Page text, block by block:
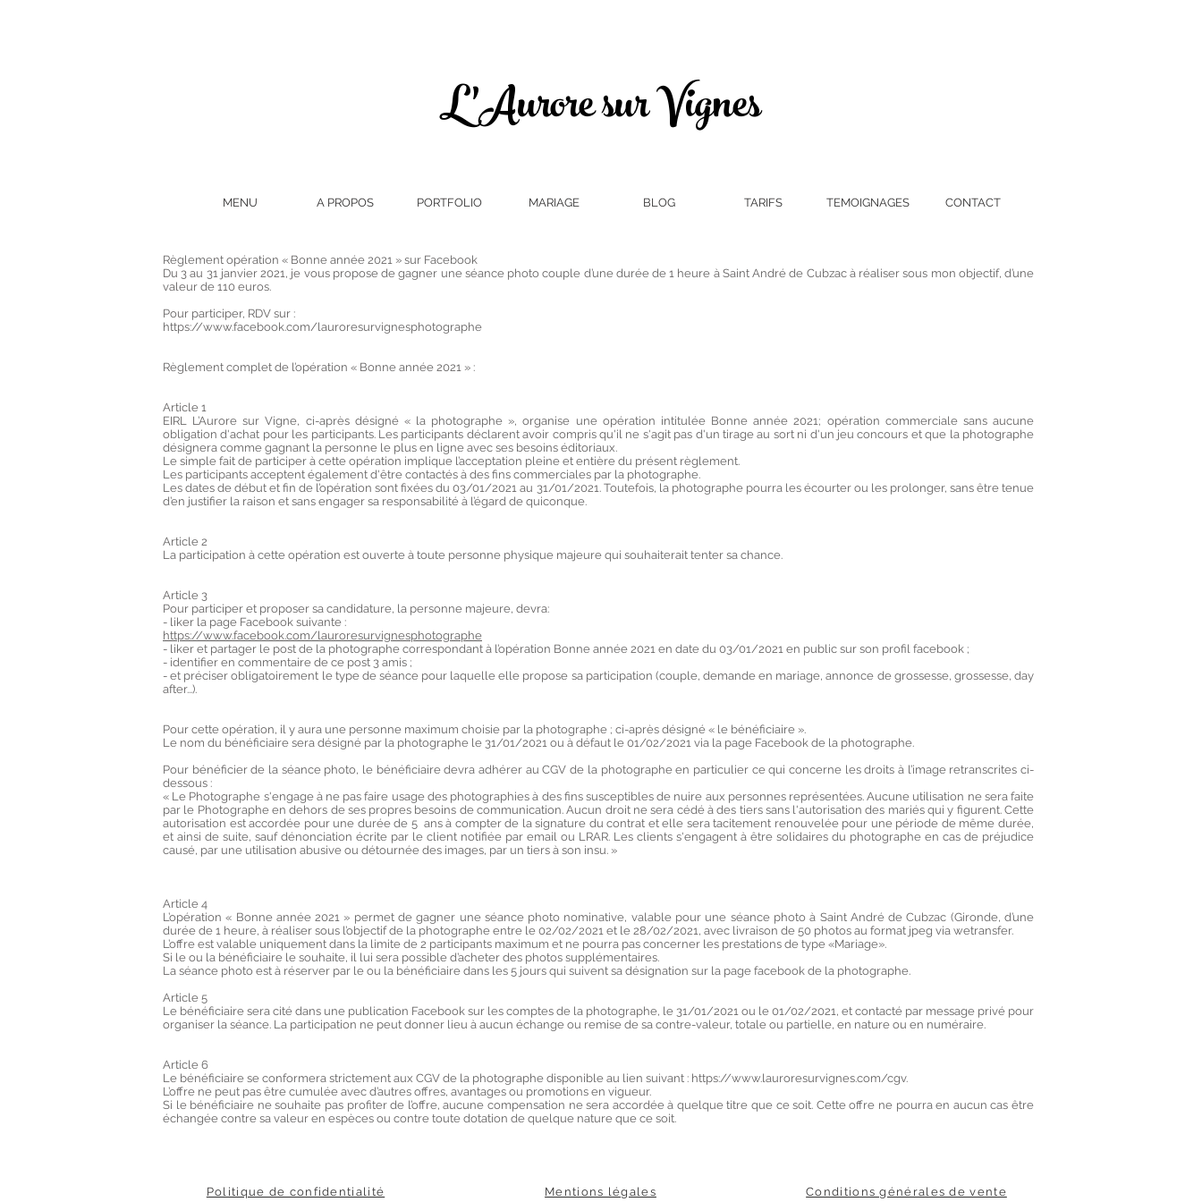
L'Aurore sur Vignes
MENU A PROPOS PORTFOLIO MARIAGE BLOG TARIFS TEMOIGNAGES CONTACT
Règlement opération « Bonne année 2021 » sur Facebook
Du 3 au 31 janvier 2021, je vous propose de gagner une séance photo couple d’une durée de 1 heure à Saint André de Cubzac à réaliser sous mon objectif, d’une
valeur de 110 euros.
Pour participer, RDV sur :
https://www.facebook.com/lauroresurvignesphotographe
Règlement complet de l’opération « Bonne année 2021 » :
Article 1
EIRL L’Aurore sur Vigne, ci-après désigné « la photographe », organise une opération intitulée Bonne année 2021; opération commerciale sans aucune
obligation d'achat pour les participants. Les participants déclarent avoir compris qu'il ne s'agit pas d'un tirage au sort ni d'un jeu concours et que la photographe
désignera comme gagnant la personne le plus en ligne avec ses besoins éditoriaux.
Le simple fait de participer à cette opération implique l’acceptation pleine et entière du présent règlement.
Les participants acceptent également d'être contactés à des fins commerciales par la photographe.
Les dates de début et fin de l’opération sont fixées du 03/01/2021 au 31/01/2021. Toutefois, la photographe pourra les écourter ou les prolonger, sans être tenue
d’en justifier la raison et sans engager sa responsabilité à l’égard de quiconque.
Article 2
La participation à cette opération est ouverte à toute personne physique majeure qui souhaiterait tenter sa chance.
Article 3
Pour participer et proposer sa candidature, la personne majeure, devra:
- liker la page Facebook suivante :
https://www.facebook.com/lauroresurvignesphotographe
- liker et partager le post de la photographe correspondant à l’opération Bonne année 2021 en date du 03/01/2021 en public sur son profil facebook ;
- identifier en commentaire de ce post 3 amis ;
- et préciser obligatoirement le type de séance pour laquelle elle propose sa participation (couple, demande en mariage, annonce de grossesse, grossesse, day
after...).
Pour cette opération, il y aura une personne maximum choisie par la photographe ; ci-après désigné « le bénéficiaire ».
Le nom du bénéficiaire sera désigné par la photographe le 31/01/2021 ou à défaut le 01/02/2021 via la page Facebook de la photographe.
Pour bénéficier de la séance photo, le bénéficiaire devra adhérer au CGV de la photographe en particulier ce qui concerne les droits à l’image retranscrites ci-
dessous :
« Le Photographe s'engage à ne pas faire usage des photographies à des fins susceptibles de nuire aux personnes représentées. Aucune utilisation ne sera faite
par le Photographe en dehors de ses propres besoins de communication. Aucun droit ne sera cédé à des tiers sans l'autorisation des mariés qui y figurent. Cette
autorisation est accordée pour une durée de 5 ans à compter de la signature du contrat et elle sera tacitement renouvelée pour une période de même durée,
et ainsi de suite, sauf dénonciation écrite par le client notifiée par email ou LRAR. Les clients s'engagent à être solidaires du photographe en cas de préjudice
causé, par une utilisation abusive ou détournée des images, par un tiers à son insu. »
Article 4
L’opération « Bonne année 2021 » permet de gagner une séance photo nominative, valable pour une séance photo à Saint André de Cubzac (Gironde, d’une
durée de 1 heure, à réaliser sous l’objectif de la photographe entre le 02/02/2021 et le 28/02/2021, avec livraison de 50 photos au format jpeg via wetransfer.
L’offre est valable uniquement dans la limite de 2 participants maximum et ne pourra pas concerner les prestations de type «Mariage».
Si le ou la bénéficiaire le souhaite, il lui sera possible d’acheter des photos supplémentaires.
La séance photo est à réserver par le ou la bénéficiaire dans les 5 jours qui suivent sa désignation sur la page facebook de la photographe.
Article 5
Le bénéficiaire sera cité dans une publication Facebook sur les comptes de la photographe, le 31/01/2021 ou le 01/02/2021, et contacté par message privé pour
organiser la séance. La participation ne peut donner lieu à aucun échange ou remise de sa contre-valeur, totale ou partielle, en nature ou en numéraire.
Article 6
Le bénéficiaire se conformera strictement aux CGV de la photographe disponible au lien suivant : https://www.lauroresurvignes.com/cgv.
L’offre ne peut pas être cumulée avec d’autres offres, avantages ou promotions en vigueur.
Si le bénéficiaire ne souhaite pas profiter de l’offre, aucune compensation ne sera accordée à quelque titre que ce soit. Cette offre ne pourra en aucun cas être
échangée contre sa valeur en espèces ou contre toute dotation de quelque nature que ce soit.
Politique de confidentialité Mentions légales Conditions générales de vente